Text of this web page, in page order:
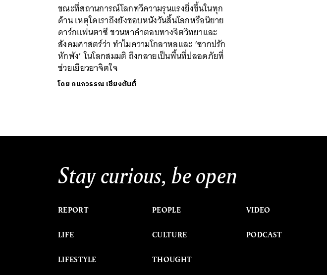
ขณะที่สถานการณ์โลกทวีความรุนแรงยิ่งขึ้นในทุก
ด้าน เหตุใดเราถึงยังชอบหนังวันสิ้นโลกหรือนิยาย
ดาร์กแฟนตาซี ชวนหาคำตอบทางจิตวิทยาและ
สังคมศาสตร์ว่า ทำไมความโกลาหลและ ‘ซากปรัก
หักพัง’ ในโลกสมมติ ถึงกลายเป็นพื้นที่ปลอดภัยที่
ช่วยเยียวยาจิตใจ
โดย กนกวรรณ เชียงตันติ์
Stay curious, be open
REPORT
LIFE
LIFESTYLE
PEOPLE
CULTURE
THOUGHT
VIDEO
PODCAST